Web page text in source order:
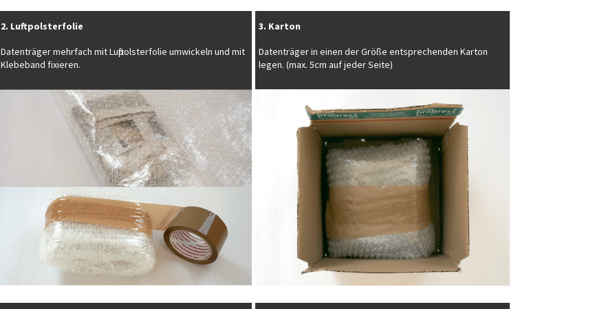
2. Luftpolsterfolie
Datenträger mehrfach mit Luftpolsterfolie umwickeln und mit
Klebeband fixieren.
3. Karton
Datenträger in einen der Größe entsprechenden Karton
legen. (max. 5cm auf jeder Seite)